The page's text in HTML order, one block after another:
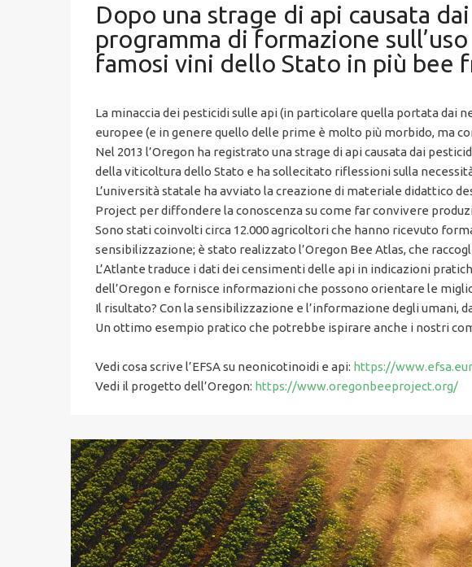
Dopo una strage di api causata
programma di formazione
famosi vini dello Stato in più bee
La minaccia dei pesticidi sulle api (in particolare quella portata
europee (e in genere quello delle prime è molto più morbido, ma
Nel 2013 l’Oregon ha registrato una strage di api causata dai
della viticoltura dello Stato e ha sollecitato riflessioni sulla
L’università statale ha avviato la creazione di materiale didattico
Project per diffondere la conoscenza su come far convivere
Sono stati coinvolti circa 12.000 agricoltori che hanno ricevuto
sensibilizzazione; è stato realizzato l’Oregon Bee Atlas, che
L’Atlante traduce i dati dei censimenti delle api in indicazioni
dell’Oregon e fornisce informazioni che possono orientare le
Il risultato? Con la sensibilizzazione e l’informazione degli umani,
Un ottimo esempio pratico che potrebbe ispirare anche i nostri
Vedi cosa scrive l’EFSA su neonicotinoidi e api: https://
Vedi il progetto dell’Oregon: https://www.oregonbeeproject.org/